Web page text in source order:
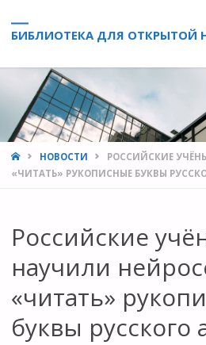
БИБЛИОТЕКА ДЛЯ ОТКРЫТОЙ
HOMEНОВОСТИ
РОССИЙСКИЕ
«ЧИТАТЬ» РУКОПИСНЫЕ БУКВЫ
Российские
научили
«читать»
буквы русского